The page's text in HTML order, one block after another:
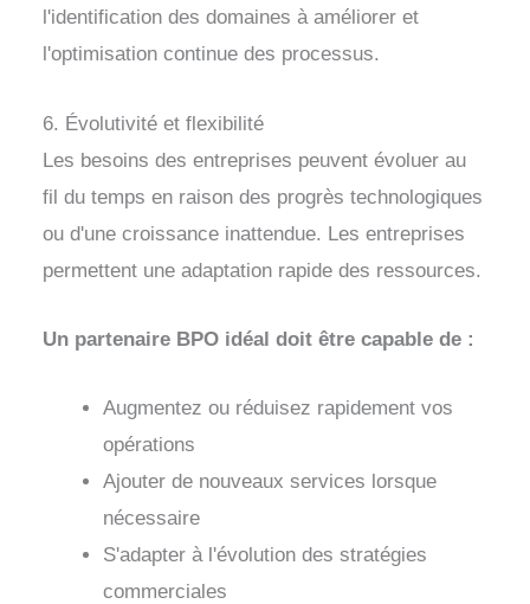
l'identification des domaines à améliorer et
l'optimisation continue des processus.
6. Évolutivité et flexibilité
Les besoins des entreprises peuvent évoluer au
fil du temps en raison des progrès technologiques
ou d'une croissance inattendue. Les entreprises
permettent une adaptation rapide des ressources.
Un partenaire BPO idéal doit être capable de :
Augmentez ou réduisez rapidement vos
opérations
Ajouter de nouveaux services lorsque
nécessaire
S'adapter à l'évolution des stratégies
commerciales